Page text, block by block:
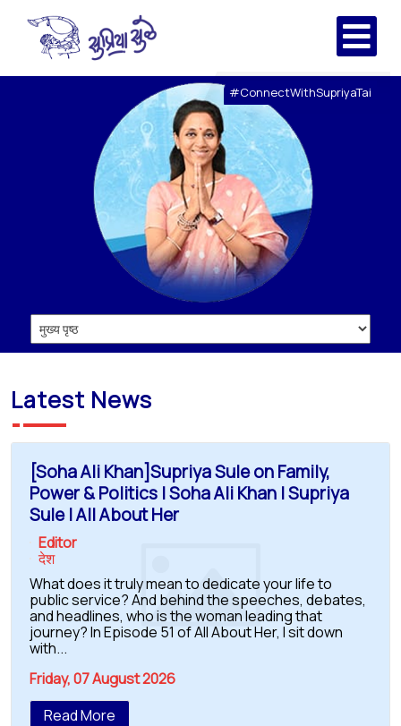
#ConnectWithSupriyaTai
Latest News
[Soha Ali Khan]Supriya Sule on Family,
Power & Politics | Soha Ali Khan | Supriya
Sule | All About Her
Editor
देश
What does it truly mean to dedicate your life to
public service? And behind the speeches, debates,
and headlines, who is the woman leading that
journey? In Episode 51 of All About Her, I sit down
with...
Friday, 07 August 2026
Read More